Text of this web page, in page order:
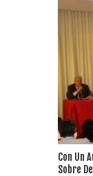
Con Un
Sobre